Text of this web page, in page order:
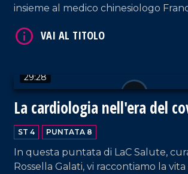
insieme al medico chinesiologo
nostro benessere psicofisico nellera
29:28
La cardiologia nell'era del
ST 4 PUNTATA 8
In questa puntata di LaC Salute,
Rossella Galati, vi raccontiamo la